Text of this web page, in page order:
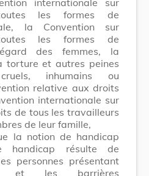
les formes de
la Convention sur
les formes de
des femmes, la
torture et autres peines
inhumains ou
relative aux droits
internationale sur
de tous les travailleurs
de leur famille,
la notion de handicap
résulte de
personnes présentant
et les barrières